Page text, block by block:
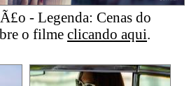
- Legenda: Cenas do
o filme clicando aqui.